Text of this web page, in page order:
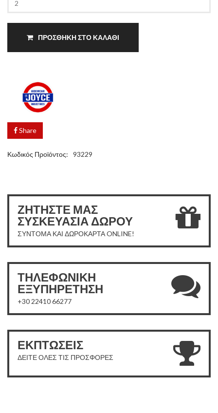
ΠΡΟΣΘΗΚΗ ΣΤΟ ΚΑΛΑΘΙ
Share
Κωδικός Προϊόντος: 93229
ΖΗΤΗΣΤΕ ΜΑΣ
ΣΥΣΚΕΥΑΣΙΑ ΔΩΡΟΥ
ΣΥΝΤΟΜΑ ΚΑΙ ΔΩΡΟΚΑΡΤΑ ONLINE!
ΤΗΛΕΦΩΝΙΚΗ
ΕΞΥΠΗΡΕΤΗΣΗ
+30 22410 66277
ΕΚΠΤΩΣΕΙΣ
ΔΕΙΤΕ ΟΛΕΣ ΤΙΣ ΠΡΟΣΦΟΡΕΣ